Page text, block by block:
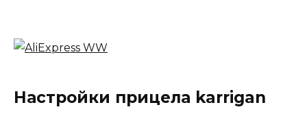
Настройки прицела karrigan